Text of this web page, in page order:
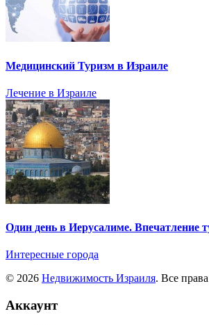
Медицинский Туризм в Израиле
Лечение в Израиле
Один день в Иерусалиме. Впечатление
Интересные города
© 2026 Недвижимость Израиля. Все
Аккаунт